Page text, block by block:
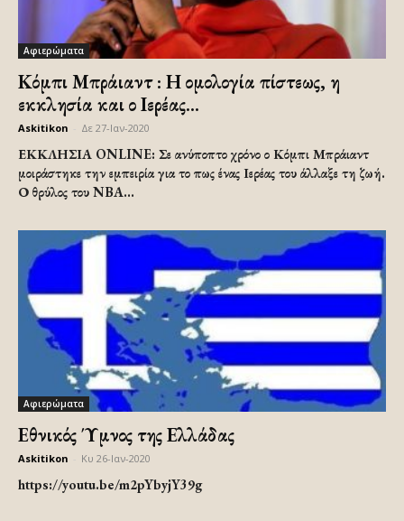
Αφιερώματα
Κόμπι Μπράιαντ : Η ομολογία πίστεως, η
εκκλησία και ο Ιερέας...
Askitikon Δε 27-Ιαν-2020
ΕΚΚΛΗΣΙΑ ONLINE: Σε ανύποπτο χρόνο ο Κόμπι Μπράιαντ
μοιράστηκε την εμπειρία για το πως ένας Ιερέας του άλλαξε τη ζωή.
Ο θρύλος του NBA...
Αφιερώματα
Εθνικός Ύμνος της Ελλάδας
Askitikon Κυ 26-Ιαν-2020
https://youtu.be/m2pYbyjY39g